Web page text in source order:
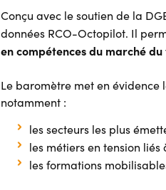
Conçu avec le soutien de la
données RCO-Octopilot. Il
en compétences du marché
Le baromètre met en
notamment :
les secteurs les plus
les métiers en tension
les formations